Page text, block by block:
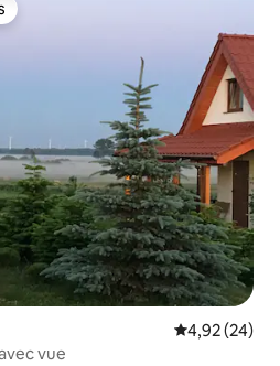
Évaluation
4,92 (24)
vue